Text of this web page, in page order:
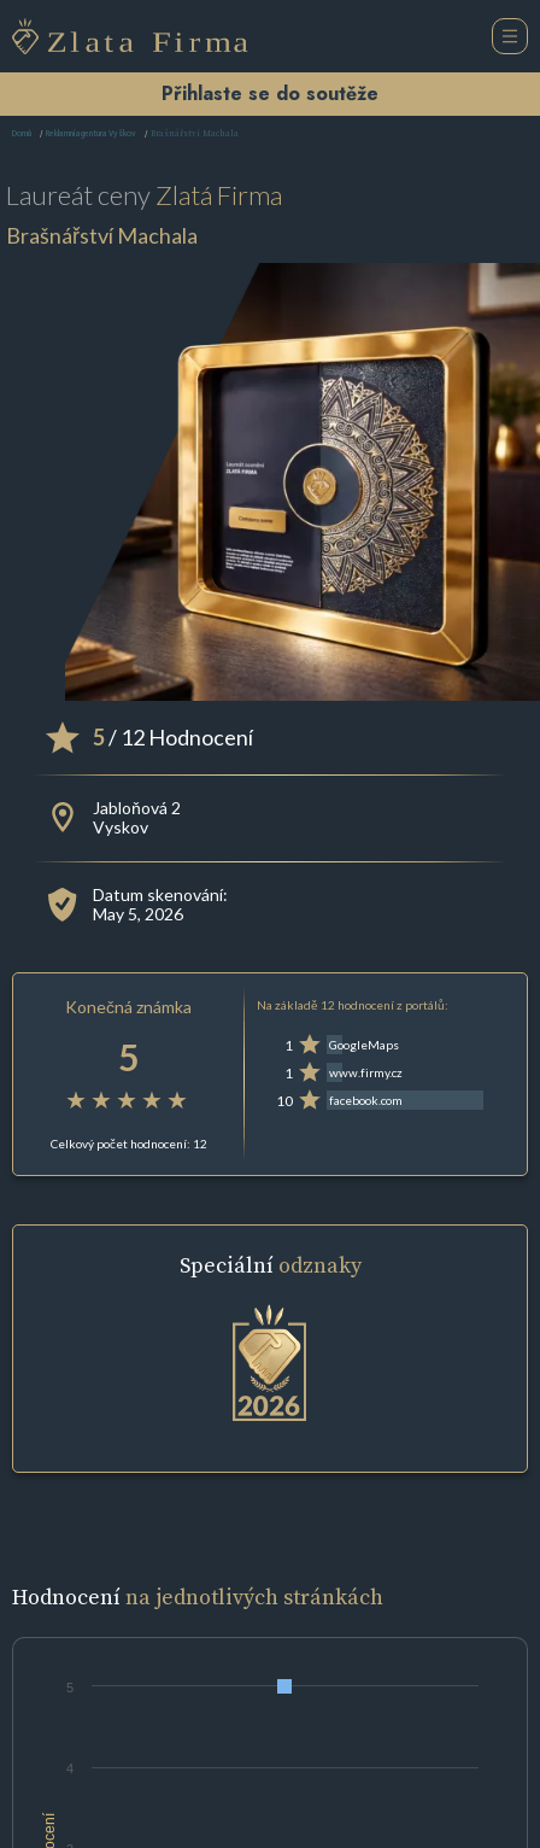
Přihlaste se do soutěže
Domů Reklamní agentura Vyškov Brašnářství Machala
Laureát cenyZlatá Firma
Brašnářství Machala
5/ 12 Hodnocení
Jabloňová 2
Vyskov
Datum skenování:
May 5, 2026
Konečná známka
5
Celkový počet hodnocení: 12
Na základě 12 hodnocení z portálů:
1 GoogleMaps
1 www.firmy.cz
10 facebook.com
Speciální odznaky
Hodnocenína jednotlivých stránkách
4
5